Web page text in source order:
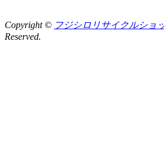
Copyright © フジシロリサイクルショ
Reserved.